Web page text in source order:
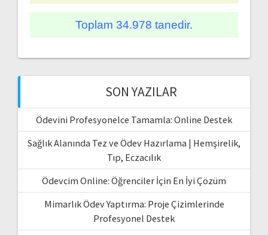
Toplam 34.978 tanedir.
SON YAZILAR
Ödevini Profesyonelce Tamamla: Online Destek
Sağlık Alanında Tez ve Ödev Hazırlama | Hemşirelik,
Tıp, Eczacılık
Ödevcim Online: Öğrenciler İçin En İyi Çözüm
Mimarlık Ödev Yaptırma: Proje Çizimlerinde
Profesyonel Destek